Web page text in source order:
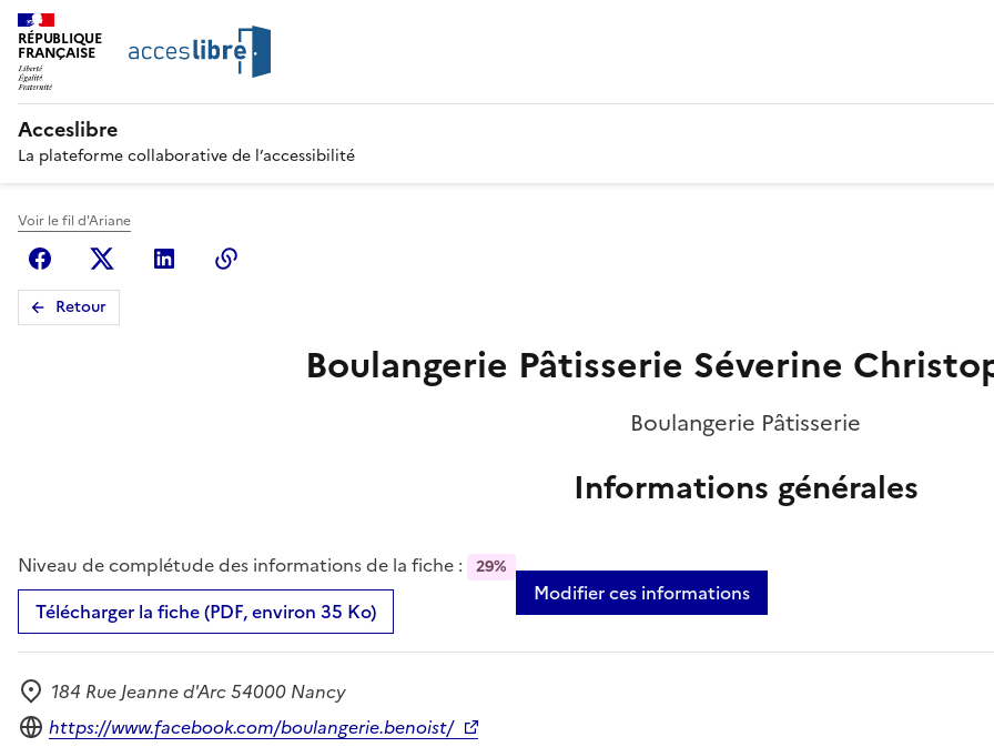
RÉPUBLIQUE
FRANÇAISE
Acceslibre
La plateforme collaborative de l’accessibilité
Voir le fil d'Ariane
FacebookX (anciennement Twitter)
Linkedin
Retour
Boulangerie Pâtisserie Séverine
Boulangerie Pâtisserie
Informations générales
Niveau de complétude des informations de la fiche : 29%
Télécharger la fiche (PDF, environ 35 Ko)
Modifier ces informations
Adresse
184 Rue Jeanne d'Arc 54000 Nancy
Site internet
https://www.facebook.com/boulangerie.benoist/